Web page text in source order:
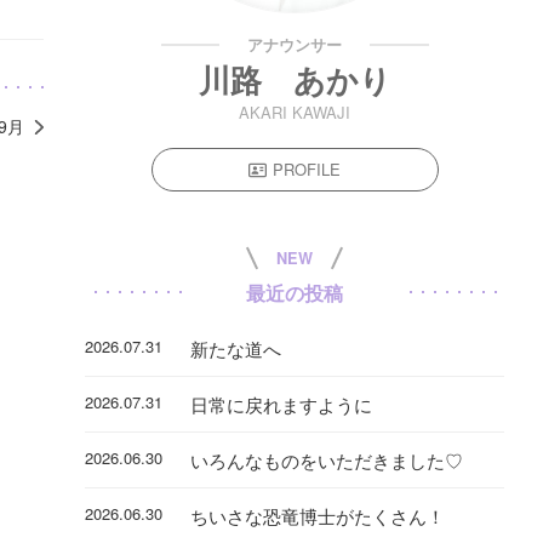
月
アナウンサー
川路 あかり
AKARI KAWAJI
PROFILE
NEW
最近の投稿
2026.07.31 新たな道へ
2026.07.31 日常に戻れますように
2026.06.30 いろんなものをいただきました♡
2026.06.30 ちいさな恐竜博士がたくさん！